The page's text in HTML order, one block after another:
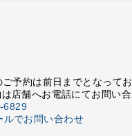
予約は前日までとなってお
店舗へお電話にてお問い合
6829
ルでお問い合わせ